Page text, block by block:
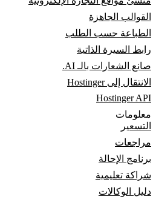
القوالب الجاهزة
الطباعة حسب الطلب
رابط السيرة الذاتية
صانع الشعارات بالـ AI.
الانتقال إلى Hostinger
Hostinger API
معلومات
التسعير
مراجعات
برنامج الإحالة
شراكة تعليمية
دليل الوكالات